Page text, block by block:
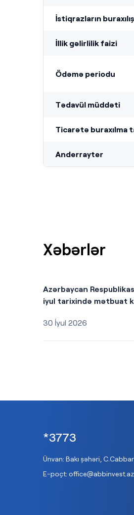
İstiqrazların
İllik gəlirlilik faizi
Ödəmə periodu
Tədavül müddəti
Ticarətə buraxılma
Anderrayter
Xəbərlər
Azərbaycan
iyul tarixində mətbuat
30 İyul 2026
*3773
Ünvan: Bakı şəhəri,
E-poçt: office@abbinvest.az